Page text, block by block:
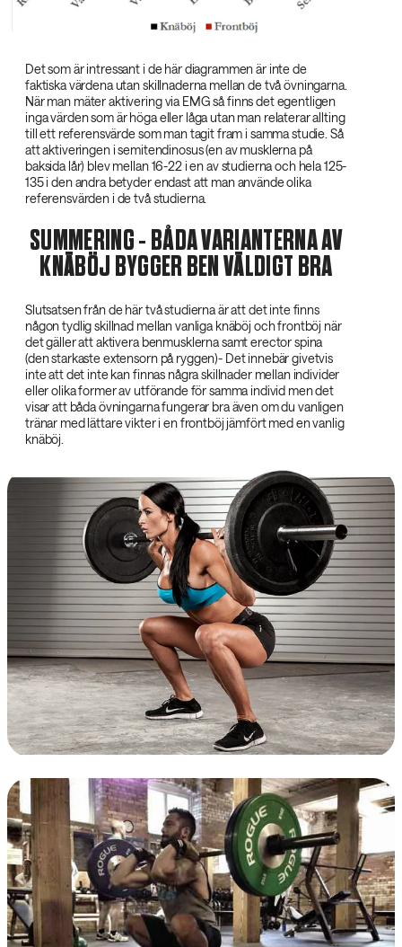
Det som är intressant i de här diagrammen är inte de
faktiska värdena utan skillnaderna mellan de två övningarna.
När man mäter aktivering via EMG så finns det egentligen
inga värden som är höga eller låga utan man relaterar allting
till ett referensvärde som man tagit fram i samma studie. Så
att aktiveringen i semitendinosus (en av musklerna på
baksida lår) blev mellan 16-22 i en av studierna och hela 125-
135 i den andra betyder endast att man använde olika
referensvärden i de två studierna.
SUMMERING - BÅDA VARIANTERNA AV
KNÄBÖJ BYGGER BEN VÄLDIGT BRA
Slutsatsen från de här två studierna är att det inte finns
någon tydlig skillnad mellan vanliga knäböj och frontböj när
det gäller att aktivera benmusklerna samt erector spina
(den starkaste extensorn på ryggen)- Det innebär givetvis
inte att det inte kan finnas några skillnader mellan individer
eller olika former av utförande för samma individ men det
visar att båda övningarna fungerar bra även om du vanligen
tränar med lättare vikter i en frontböj jämfört med en vanlig
knäböj.